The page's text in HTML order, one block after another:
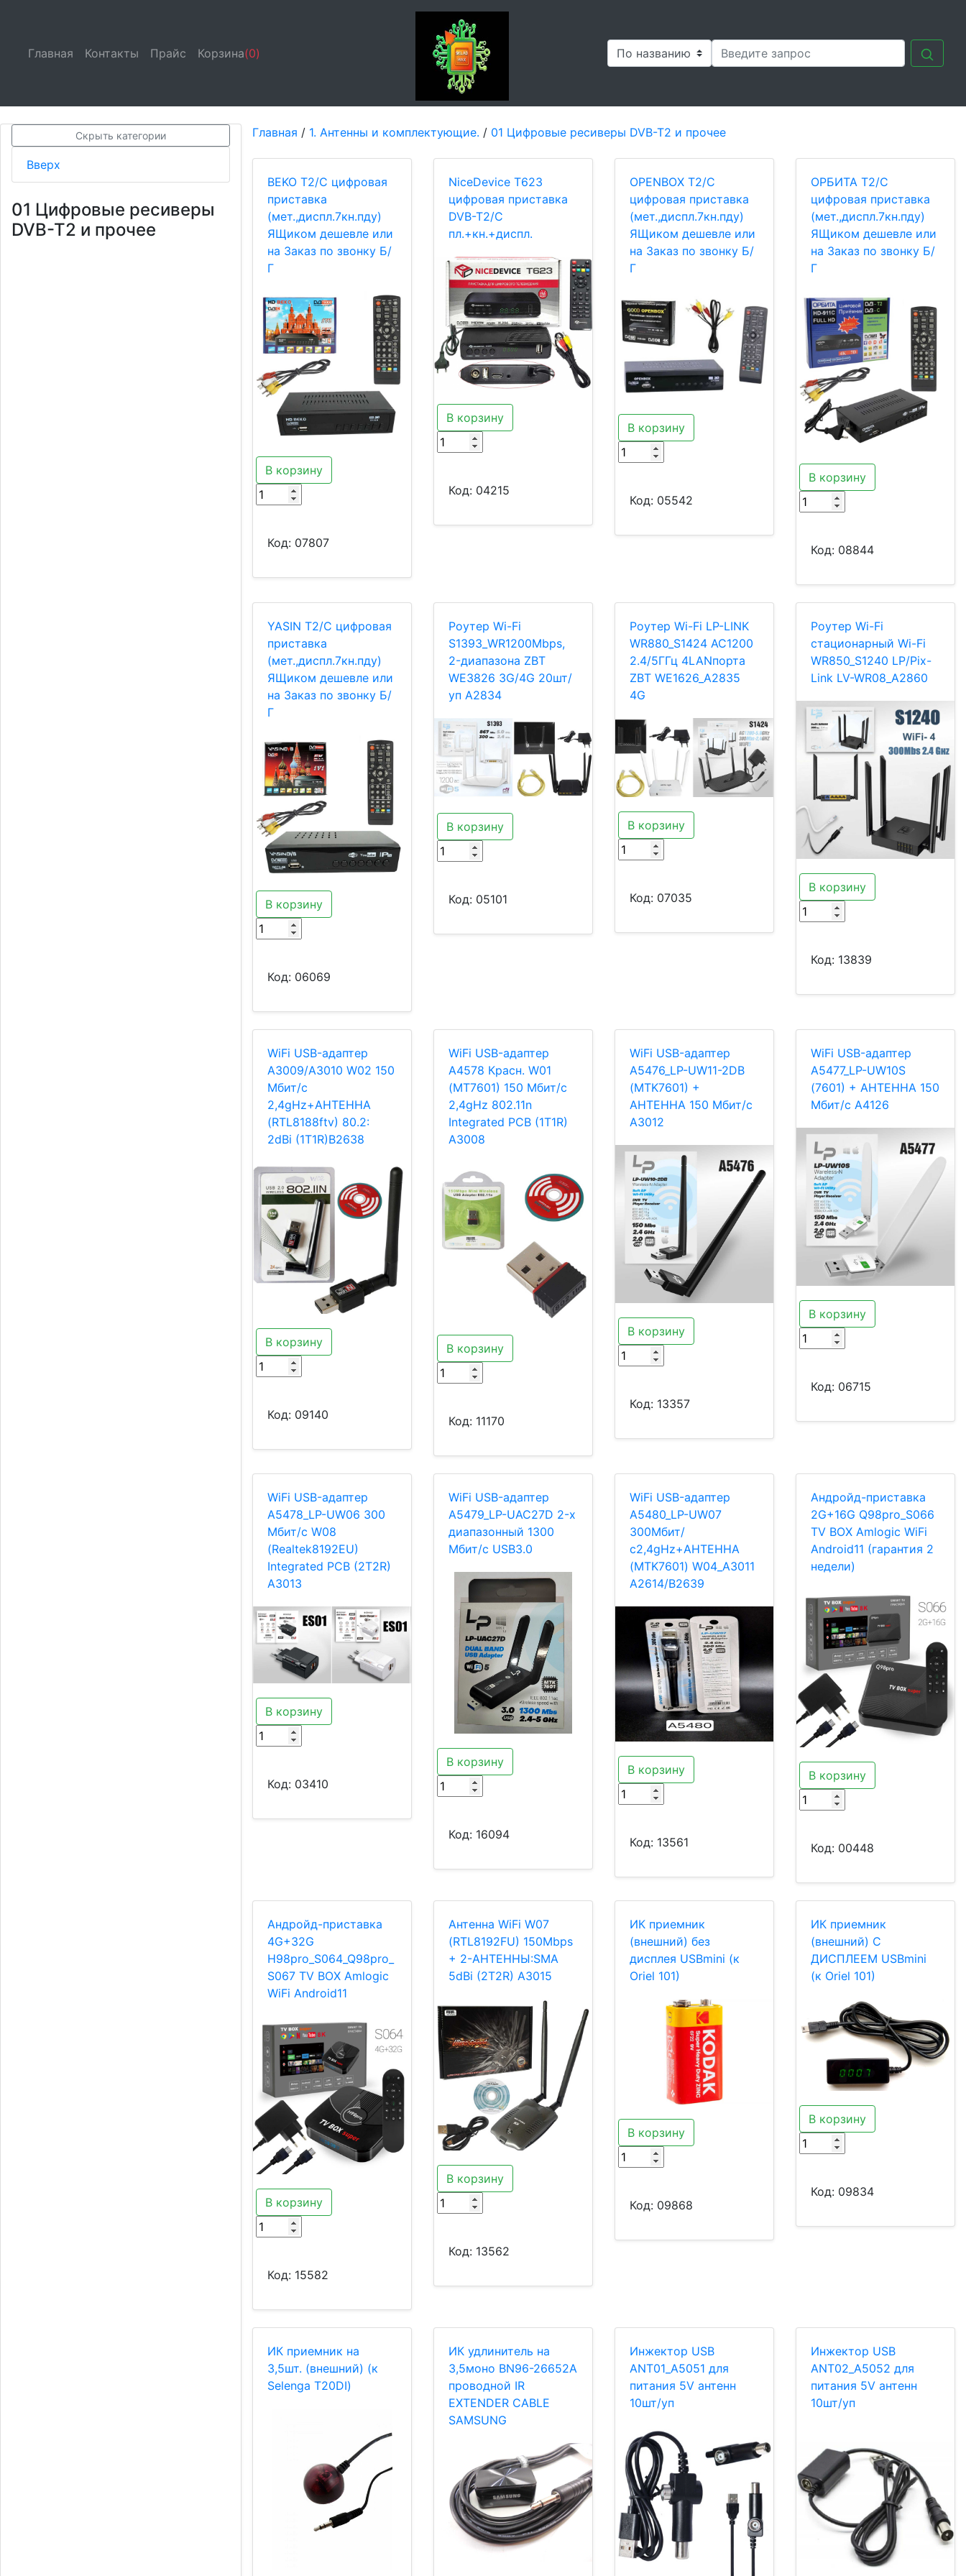
Главная (current)
Контакты (current)
Прайс (current)
Корзина(0)
Скрыть категории
Вверх
01 Цифровые ресиверы
DVB-T2 и прочее
Главная / 1. Антенны и комплектующие. / 01 Цифровые ресиверы DVB-T2 и прочее
BEKO T2/C цифровая
приставка
(мет.,диспл.7кн.пду)
ЯЩиком дешевле или
на Заказ по звонку Б/
Г
В корзину
Код: 07807
NiceDevice T623
цифровая приставка
DVB-T2/C
пл.+кн.+диспл.
В корзину
Код: 04215
OPENBOX T2/C
цифровая приставка
(мет.,диспл.7кн.пду)
ЯЩиком дешевле или
на Заказ по звонку Б/
Г
В корзину
Код: 05542
OРБИТА T2/C
цифровая приставка
(мет.,диспл.7кн.пду)
ЯЩиком дешевле или
на Заказ по звонку Б/
Г
В корзину
Код: 08844
YASIN T2/C цифровая
приставка
(мет.,диспл.7кн.пду)
ЯЩиком дешевле или
на Заказ по звонку Б/
Г
В корзину
Код: 06069
Роутер Wi-Fi
S1393_WR1200Mbps,
2-диапазона ZBT
WE3826 3G/4G 20шт/
уп A2834
В корзину
Код: 05101
Роутер Wi-Fi LP-LINK
WR880_S1424 AC1200
2.4/5ГГц 4LANпорта
ZBT WE1626_A2835
4G
В корзину
Код: 07035
Роутер Wi-Fi
стационарный Wi-Fi
WR850_S1240 LP/Pix-
Link LV-WR08_A2860
В корзину
Код: 13839
WiFi USB-адаптер
A3009/A3010 W02 150
Мбит/с
2,4gHz+АНТЕННА
(RTL8188ftv) 80.2:
2dBi (1T1R)B2638
В корзину
Код: 09140
WiFi USB-адаптер
A4578 Красн. W01
(MT7601) 150 Мбит/с
2,4gHz 802.11n
Integrated PCB (1T1R)
A3008
В корзину
Код: 11170
WiFi USB-адаптер
A5476_LP-UW11-2DB
(MTK7601) +
АНТЕННА 150 Мбит/с
A3012
В корзину
Код: 13357
WiFi USB-адаптер
A5477_LP-UW10S
(7601) + АНТЕННА 150
Мбит/с A4126
В корзину
Код: 06715
WiFi USB-адаптер
A5478_LP-UW06 300
Мбит/с W08
(Realtek8192EU)
Integrated PCB (2T2R)
A3013
В корзину
Код: 03410
WiFi USB-адаптер
A5479_LP-UAC27D 2-х
диапазонный 1300
Мбит/с USB3.0
В корзину
Код: 16094
WiFi USB-адаптер
A5480_LP-UW07
300Мбит/
с2,4gHz+АНТЕННА
(MTK7601) W04_A3011
A2614/B2639
В корзину
Код: 13561
Андройд-приставка
2G+16G Q98pro_S066
TV BOX Amlogic WiFi
Android11 (гарантия 2
недели)
В корзину
Код: 00448
Андройд-приставка
4G+32G
H98pro_S064_Q98pro_
S067 TV BOX Amlogic
WiFi Android11
В корзину
Код: 15582
Антенна WiFi W07
(RTL8192FU) 150Mbps
+ 2-АНТЕННЫ:SMA
5dBi (2T2R) A3015
В корзину
Код: 13562
ИК приемник
(внешний) без
дисплея USBmini (к
Oriel 101)
В корзину
Код: 09868
ИК приемник
(внешний) С
ДИСПЛЕЕМ USBmini
(к Oriel 101)
В корзину
Код: 09834
ИК приемник на
3,5шт. (внешний) (к
Selenga T20DI)
ИК удлинитель на
3,5моно BN96-26652A
проводной IR
EXTENDER CABLE
SAMSUNG
Инжектор USB
ANT01_A5051 для
питания 5V антенн
10шт/уп
Инжектор USB
ANT02_A5052 для
питания 5V антенн
10шт/уп